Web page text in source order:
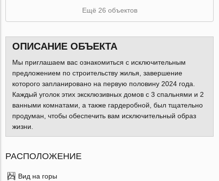
Ещё 26 объектов
ОПИСАНИЕ ОБЪЕКТА
Мы приглашаем вас ознакомиться с исключительным
предложением по строительству жилья, завершение
которого запланировано на первую половину 2024 года.
Каждый уголок этих эксклюзивных домов с 3 спальнями и 2
ванными комнатами, а также гардеробной, был тщательно
продуман, чтобы обеспечить вам исключительный образ
жизни.
РАСПОЛОЖЕНИЕ
Вид на горы